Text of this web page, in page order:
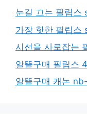
눈길 끄는 필립스
가장 핫한 필립스
시선을 사로잡는
알뜰구매 필립스
알뜰구매 캐논